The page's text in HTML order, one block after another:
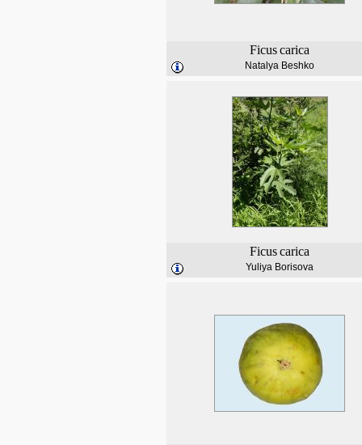
Ficuscarica
Natalya Beshko
Ficuscarica
Yuliya Borisova